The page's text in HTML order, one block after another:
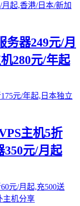
器249元/月
280元/年起
主机5折
350元/月起